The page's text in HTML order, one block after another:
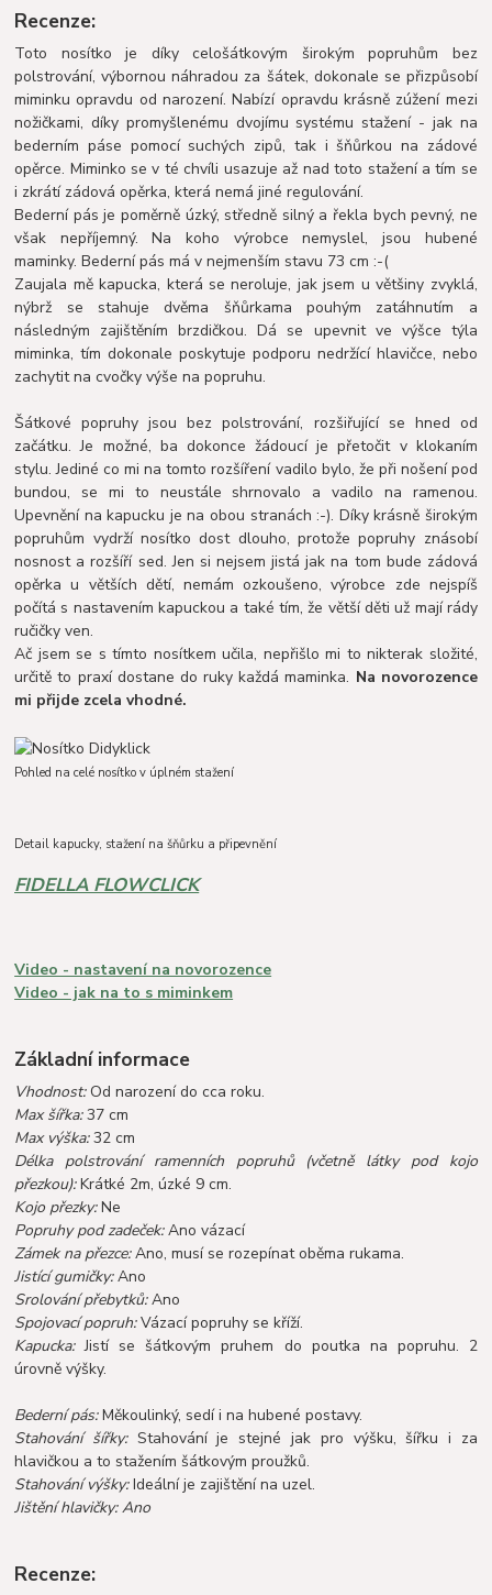
Recenze:
Toto nosítko je díky celošátkovým širokým popruhům bez
polstrování, výbornou náhradou za šátek, dokonale se přizpůsobí
miminku opravdu od narození. Nabízí opravdu krásně zúžení mezi
nožičkami, díky promyšlenému dvojímu systému stažení - jak na
bederním páse pomocí suchých zipů, tak i šňůrkou na zádové
opěrce. Miminko se v té chvíli usazuje až nad toto stažení a tím se
i zkrátí zádová opěrka, která nemá jiné regulování.
Bederní pás je poměrně úzký, středně silný a řekla bych pevný, ne
však nepříjemný. Na koho výrobce nemyslel, jsou hubené
maminky. Bederní pás má v nejmenším stavu 73 cm :-(
Zaujala mě kapucka, která se neroluje, jak jsem u většiny zvyklá,
nýbrž se stahuje dvěma šňůrkama pouhým zatáhnutím a
následným zajištěním brzdičkou. Dá se upevnit ve výšce týla
miminka, tím dokonale poskytuje podporu nedržící hlavičce, nebo
zachytit na cvočky výše na popruhu.
Šátkové popruhy jsou bez polstrování, rozšiřující se hned od
začátku. Je možné, ba dokonce žádoucí je přetočit v klokaním
stylu. Jediné co mi na tomto rozšíření vadilo bylo, že při nošení pod
bundou, se mi to neustále shrnovalo a vadilo na ramenou.
Upevnění na kapucku je na obou stranách :-). Díky krásně širokým
popruhům vydrží nosítko dost dlouho, protože popruhy znásobí
nosnost a rozšíří sed. Jen si nejsem jistá jak na tom bude zádová
opěrka u větších dětí, nemám ozkoušeno, výrobce zde nejspíš
počítá s nastavením kapuckou a také tím, že větší děti už mají rády
ručičky ven.
Ač jsem se s tímto nosítkem učila, nepřišlo mi to nikterak složité,
určitě to praxí dostane do ruky každá maminka. Na novorozence
mi přijde zcela vhodné.
Pohled na celé nosítko v úplném stažení
Detail kapucky, stažení na šňůrku a připevnění
FIDELLA FLOWCLICK
Video - nastavení na novorozence
Video - jak na to s miminkem
Základní informace
Vhodnost:Od narození do cca roku.
Max šířka:37 cm
Max výška:32 cm
Délka polstrování ramenních popruhů (včetně látky pod kojo
přezkou):Krátké 2m, úzké 9 cm.
Kojo přezky:Ne
Popruhy pod zadeček:Ano vázací
Zámek na přezce:Ano, musí se rozepínat oběma rukama.
Jistící gumičky:Ano
Srolování přebytků:Ano
Spojovací popruh:Vázací popruhy se kříží.
Kapucka:Jistí se šátkovým pruhem do poutka na popruhu. 2
úrovně výšky.
Bederní pás:Měkoulinký, sedí i na hubené postavy.
Stahování šířky: Stahování je stejné jak pro výšku, šířku i za
hlavičkou a to stažením šátkovým proužků.
Stahování výšky:Ideální je zajištění na uzel.
Jištění hlavičky: Ano
Recenze: